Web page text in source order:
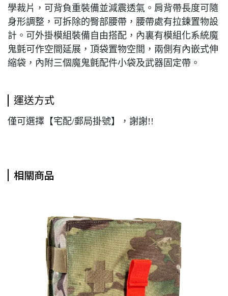
學裁片，可背負重裝備並減震透氣。肩背帶長度可隨
身形調整，可拆除的臀部腰帶，腰帶處有拉鍊置物設
計。可外掛模組裝備自由搭配，內裏有模組化系統魔
鬼氈可作空間延展，頂袋置物空間，兩側有內嵌式伸
縮袋，內附三個魔鬼氈配件小袋及武器固定帶。
運送方式
僅可選擇【宅配/郵局掛號】，謝謝!!
相關商品